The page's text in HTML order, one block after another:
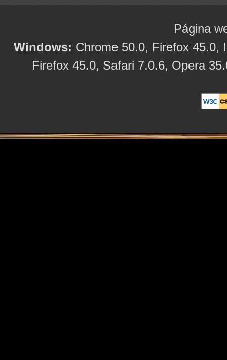
Página
Windows: Chrome 50.0, Firefox 45.0,
Firefox 45.0, Safari 7.0.6, Opera